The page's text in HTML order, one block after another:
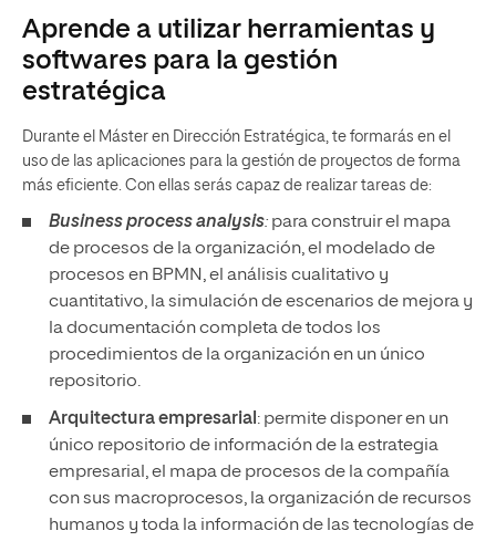
Aprende a utilizar herramientas y
softwares para la gestión ​​
estratégica
Durante el Máster en Dirección Estratégica, te formarás en el
uso de las aplicaciones para la gestión de proyectos de forma
más eficiente. Con ellas serás capaz de realizar tareas de:
Business process analysis: para construir el mapa
de procesos de la organización, el modelado de
procesos en BPMN, el análisis cualitativo y
cuantitativo, la simulación de escenarios de mejora y
la documentación completa de todos los
procedimientos de la organización en un único
repositorio.
Arquitectura empresarial : permite disponer en un
único repositorio de información de la estrategia
empresarial, el mapa de procesos de la compañía
con sus macroprocesos, la organización de recursos
humanos y toda la información de las tecnologías de